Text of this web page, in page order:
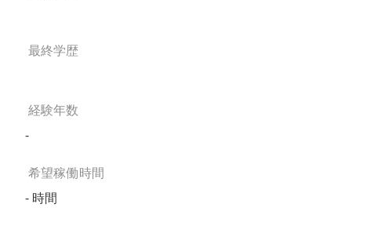
最終学歴
経験年数
-
希望稼働時間
- 時間